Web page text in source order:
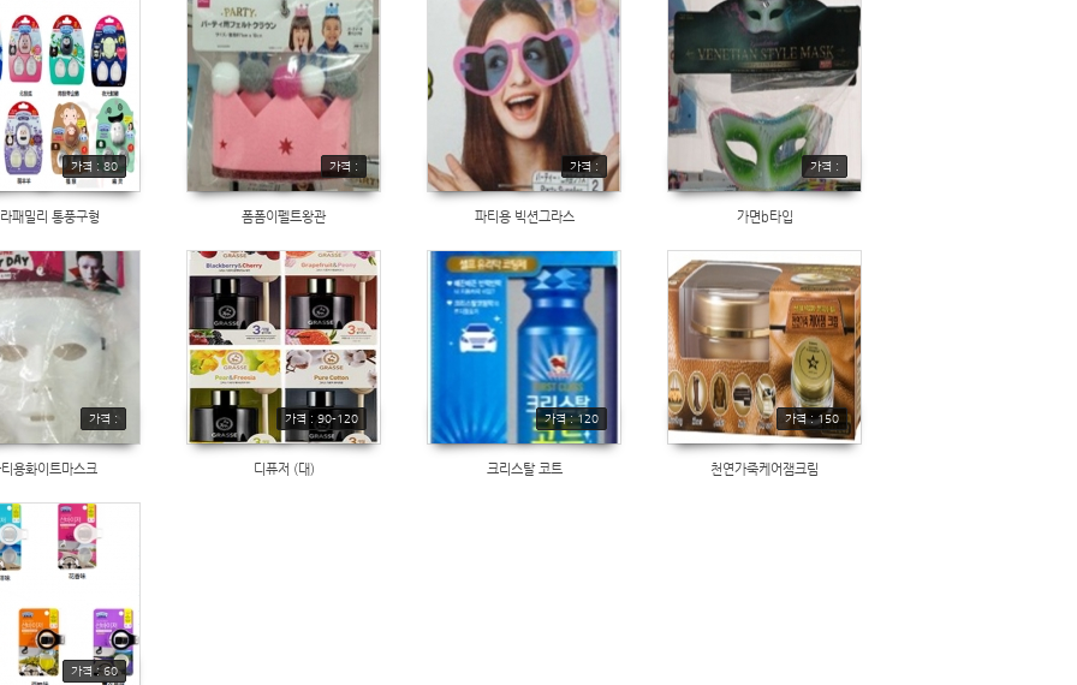
가격 : 80
패밀리 통풍구형
가격 :
폼폼이펠트왕관
가격 :
파티용 빅션그라스
가격 :
가면b타입
가격 :
용화이트마스크
가격 : 90-120
디퓨저 (대)
가격 : 120
크리스탈 코트
가격 : 150
천연가죽케어잼크림
가격 : 60